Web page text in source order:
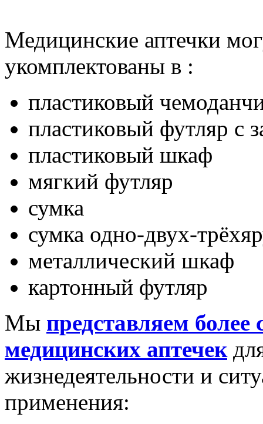
Медицинские аптечки
укомплектованы в :
пластиковый
пластиковый футляр с
пластиковый шкаф
мягкий футляр
сумка
сумка одно-двух-
металлический шкаф
картонный футляр
Мы представляем более
медицинских аптечек
жизнедеятельности и
применения: